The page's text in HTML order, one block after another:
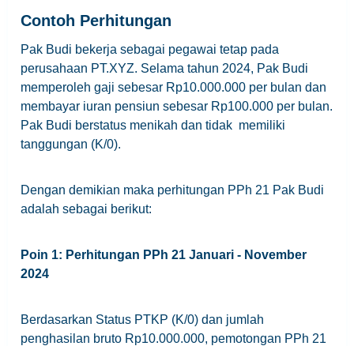
Contoh Perhitungan
Pak Budi bekerja sebagai pegawai tetap pada
perusahaan PT.XYZ. Selama tahun 2024, Pak Budi
memperoleh gaji sebesar Rp10.000.000 per bulan dan
membayar iuran pensiun sebesar Rp100.000 per bulan.
Pak Budi berstatus menikah dan tidak memiliki
tanggungan (K/0).
Dengan demikian maka perhitungan PPh 21 Pak Budi
adalah sebagai berikut:
Poin 1: Perhitungan PPh 21 Januari - November
2024
Berdasarkan Status PTKP (K/0) dan jumlah
penghasilan bruto Rp10.000.000, pemotongan PPh 21